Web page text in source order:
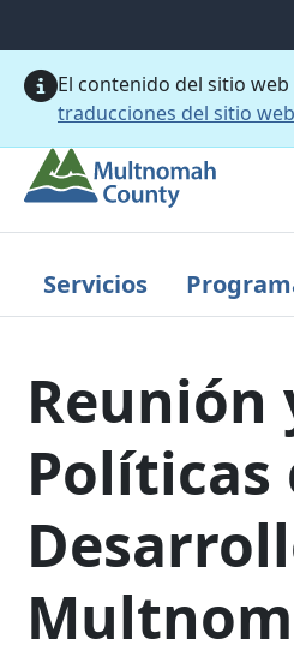
El contenido del sitio
traducciones del sitio
Servicios
Reunión
Políticas